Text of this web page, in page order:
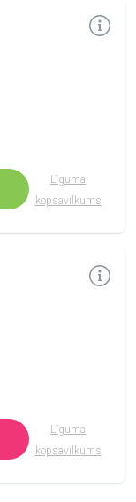
Līguma
kopsavilkums
Līguma
kopsavilkums